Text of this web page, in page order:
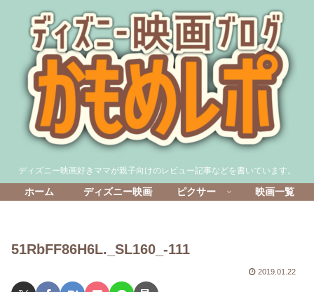
ディズニー映画好きママが親子向けのレビュー記事などを書いています。
ホーム ディズニー映画 ピクサー 映画一覧
51RbFF86H6L._SL160_-111
2019.01.22